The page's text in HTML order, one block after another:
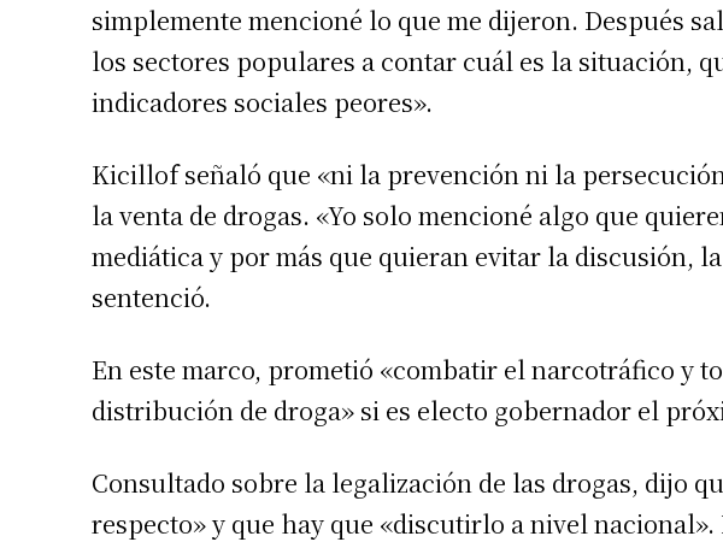
Dirección de correo electrónico *
simplemente mencioné lo que me dijeron. Después
los sectores populares a contar cuál es la situación,
indicadores sociales peores».
Kicillof señaló que «ni la prevención ni la
la venta de drogas. «Yo solo mencioné algo que
mediática y por más que quieran evitar la discusión,
sentenció.
En este marco, prometió «combatir el narcotráfico y
distribución de droga» si es electo gobernador el
Consultado sobre la legalización de las drogas, dijo
respecto» y que hay que «discutirlo a nivel